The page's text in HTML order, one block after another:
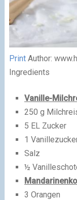
PrintAuthor:
Ingredients
Vanille-
250 g
5 EL Zucker
1
Salz
½
3 Orangen